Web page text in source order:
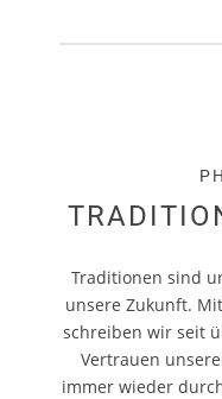
Traditionen sind
unsere Zukunft.
schreiben wir seit
Vertrauen
immer wieder